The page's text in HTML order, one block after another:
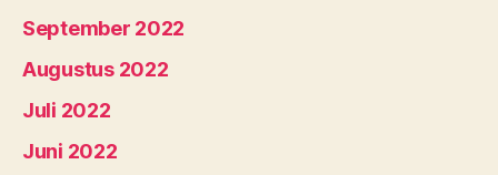
September 2022
Augustus 2022
Juli 2022
Juni 2022